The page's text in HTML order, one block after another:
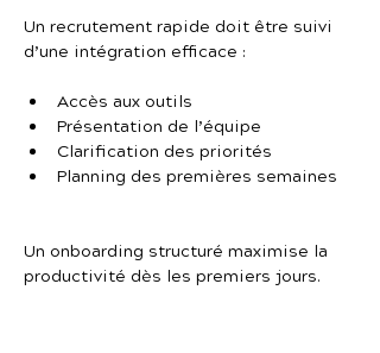
Un recrutement rapide doit être suivi
d’une intégration efficace :
Accès aux outils
Présentation de l’équipe
Clarification des priorités
Planning des premières semaines
Un onboarding structuré maximise la
productivité dès les premiers jours.